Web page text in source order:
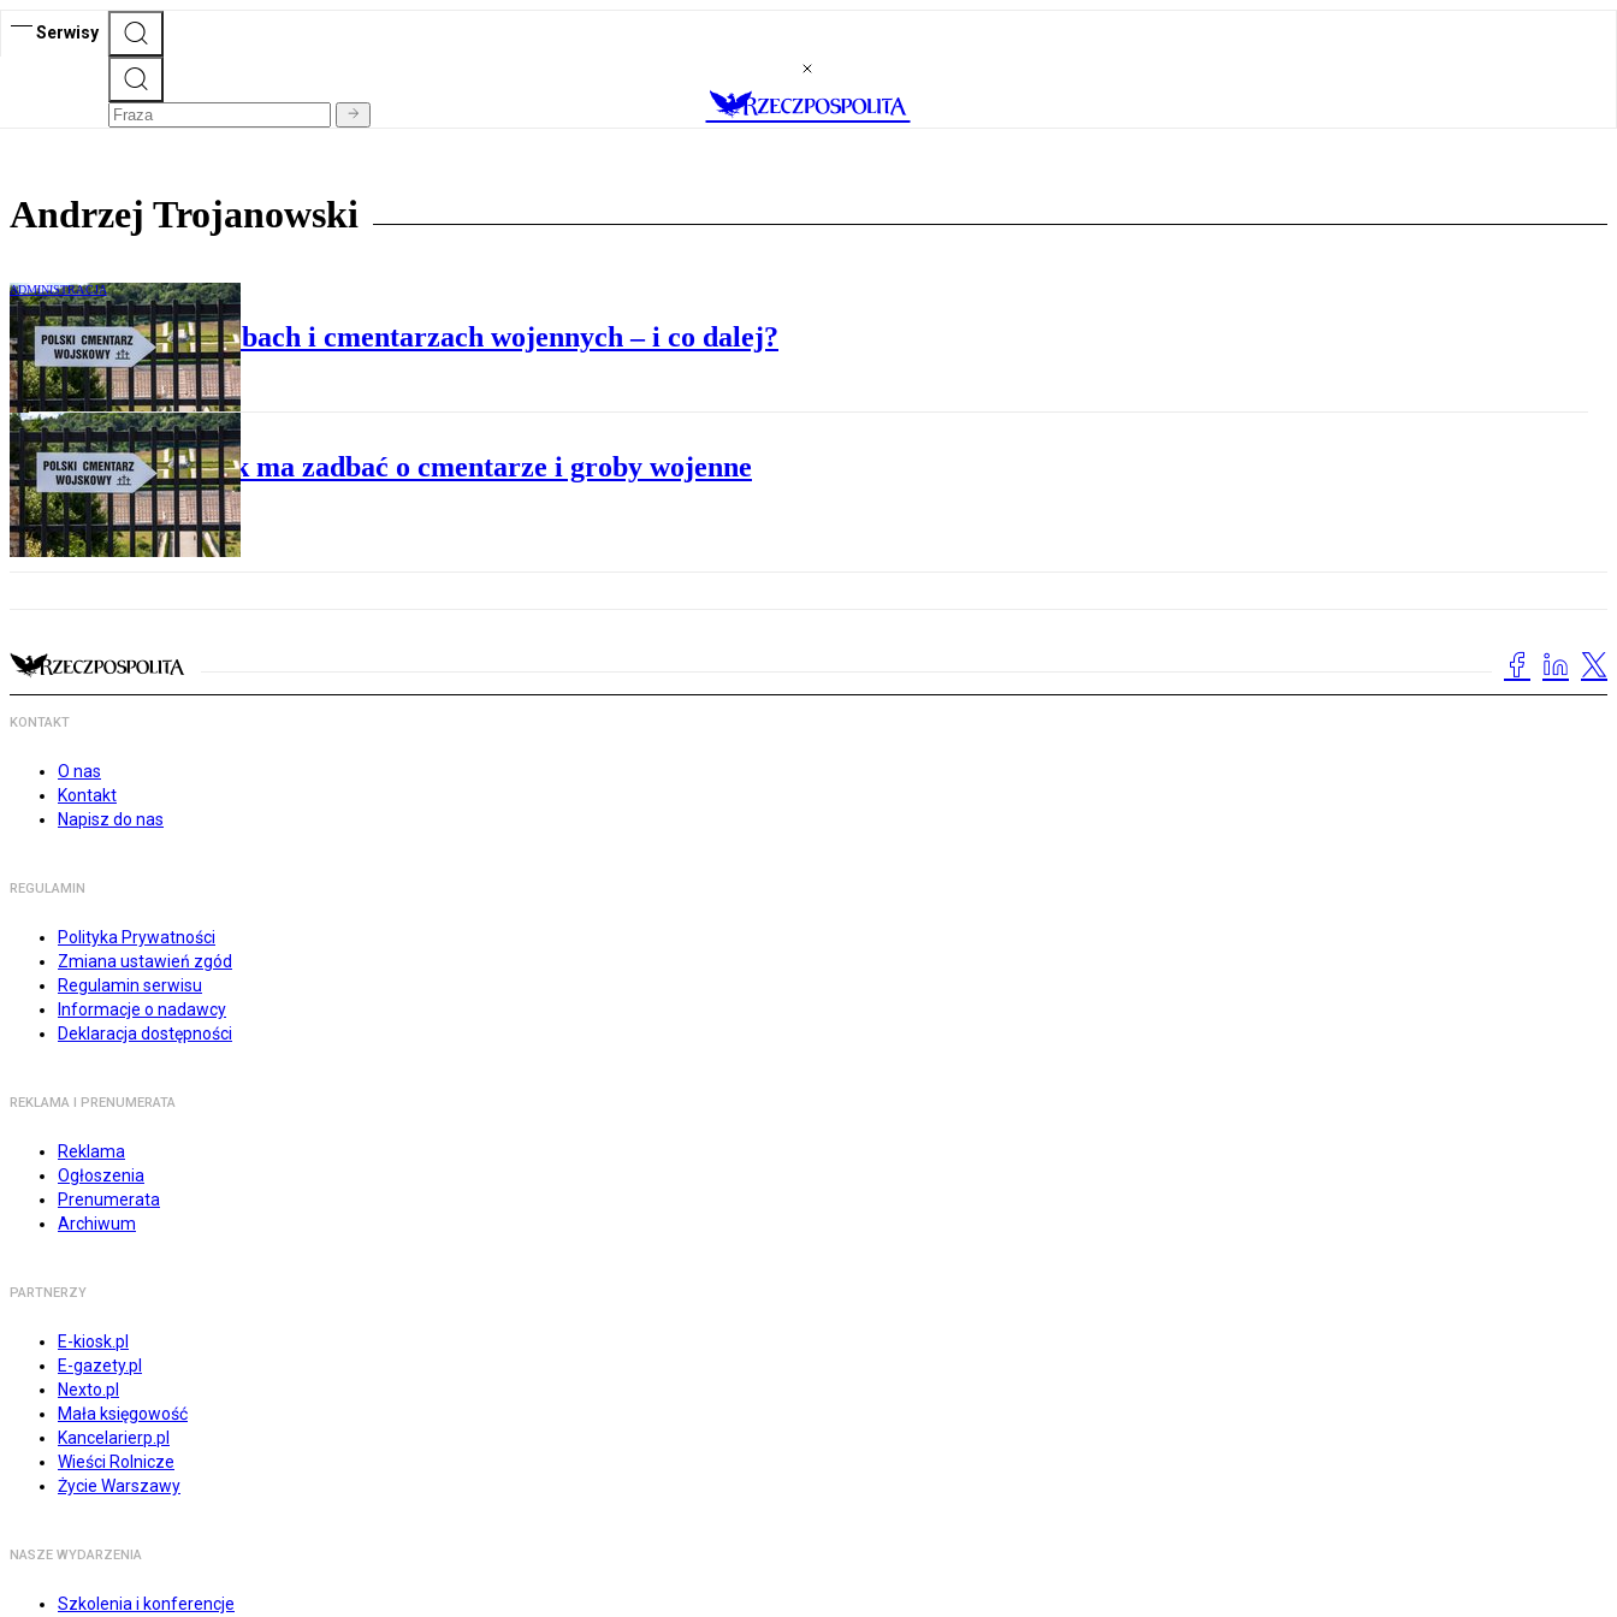
Serwisy
Andrzej Trojanowski
ADMINISTRACJA
90 lat ustawy o grobach i cmentarzach wojennych – i co dalej?
RZECZ O PRAWIE
Kto i jak ma zadbać o cmentarze i groby wojenne
KONTAKT
O nas
Kontakt
Napisz do nas
REGULAMIN
Polityka Prywatności
Zmiana ustawień zgód
Regulamin serwisu
Informacje o nadawcy
Deklaracja dostępności
REKLAMA I PRENUMERATA
Reklama
Ogłoszenia
Prenumerata
Archiwum
PARTNERZY
E-kiosk.pl
E-gazety.pl
Nexto.pl
Mała księgowość
Kancelarierp.pl
Wieści Rolnicze
Życie Warszawy
NASZE WYDARZENIA
Szkolenia i konferencje